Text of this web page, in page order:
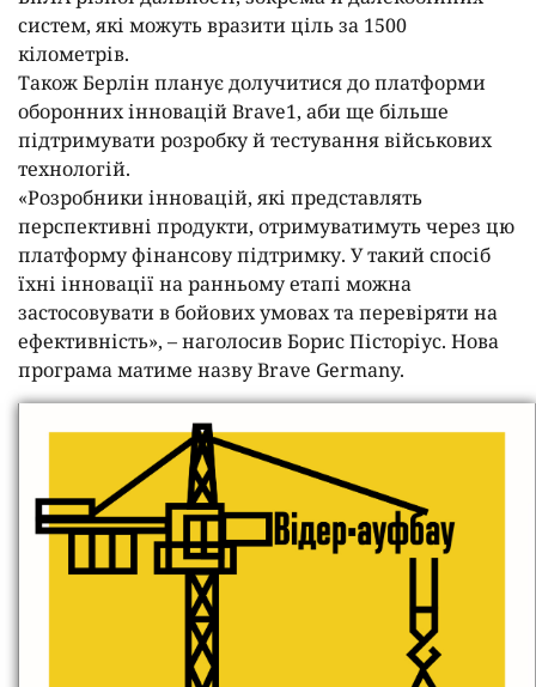
систем, які можуть вразити ціль за 1500
кілометрів.
Також Берлін планує долучитися до платформи
оборонних інновацій Brave1, аби ще більше
підтримувати розробку й тестування військових
технологій.
«Розробники інновацій, які представлять
перспективні продукти, отримуватимуть через цю
платформу фінансову підтримку. У такий спосіб
їхні інновації на ранньому етапі можна
застосовувати в бойових умовах та перевіряти на
ефективність», – наголосив Борис Пісторіус. Нова
програма матиме назву Brave Germany.